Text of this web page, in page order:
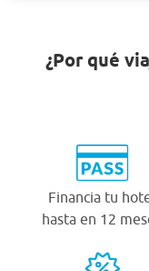
¿Por qué
Financia tu
hasta en 12